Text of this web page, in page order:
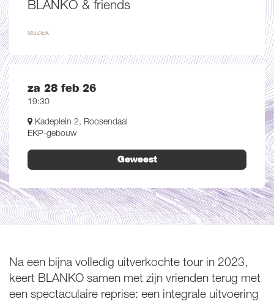
BLANKO & friends
MUZIEK
za 28 feb 26
19:30
Kadeplein 2, Roosendaal
EKP-gebouw
Geweest
Na een bijna volledig uitverkochte tour in 2023,
keert BLANKO samen met zijn vrienden terug met
een spectaculaire reprise: een integrale uitvoering